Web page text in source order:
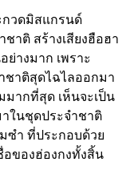
กวดมิสแกรนด์
าติ สร้างเสียงฮือฮา
างมาก เพราะ
ชาติสุดไฉไลออกมา
ากที่สุด เห็นจะเป็น
ในชุดประจำชาติ
ซำ ที่ประกอบด้วย
อของฮ่องกงทั้งสิ้น